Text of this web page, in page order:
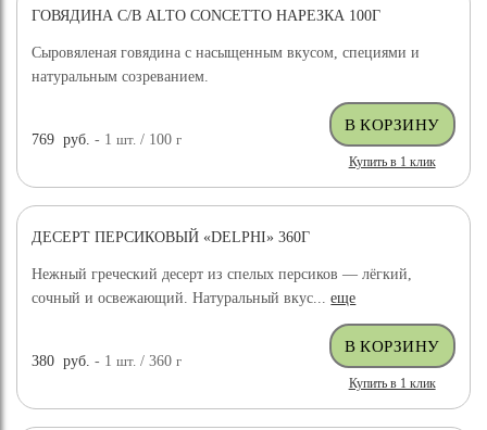
ГОВЯДИНА С/В ALTO CONCETTO НАРЕЗКА 100Г
Сыровяленая говядина с насыщенным вкусом, специями и
натуральным созреванием.
769 руб. - 1шт. / 100г
Купить в 1 клик
НОВИНКА
ДЕСЕРТ ПЕРСИКОВЫЙ «DELPHI» 360Г
Нежный греческий десерт из спелых персиков — лёгкий,
сочный и освежающий. Натуральный вкус...еще
380 руб. - 1шт. / 360г
Купить в 1 клик